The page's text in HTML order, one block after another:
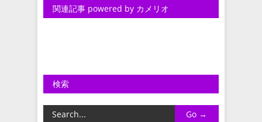
関連記事 powered by カメリオ
検索